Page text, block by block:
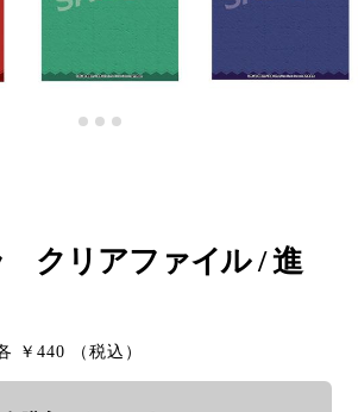
クリアファイル / 進
￥440 （税込）